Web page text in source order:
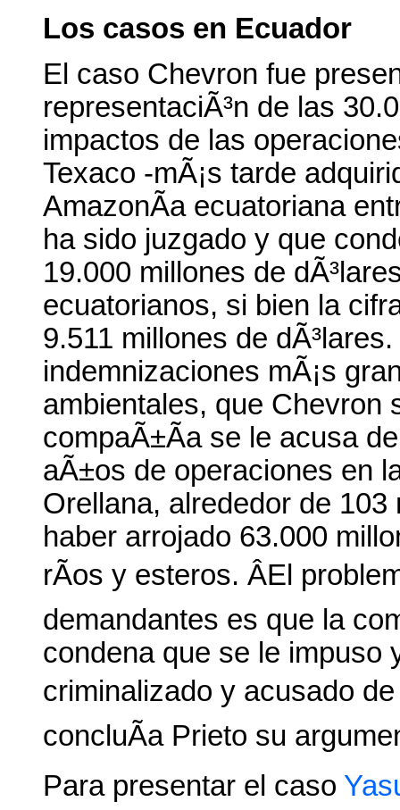
Los casos en Ecuador
El caso Chevron fue
representaciÃ³n de las
impactos de las
Texaco -mÃ¡s tarde
AmazonÃ­a ecuatoriana
ha sido juzgado y que
19.000 millones de
ecuatorianos, si bien la
9.511 millones de
indemnizaciones mÃ¡s
ambientales, que Chevron
compaÃ±Ã­a se le acusa
aÃ±os de operaciones en
Orellana, alrededor de
haber arrojado 63.000
rÃ­os y esteros. ÂEl
demandantes es que la
condena que se le impuso
criminalizado y acusado
concluÃ­a Prieto su
Para presentar el caso